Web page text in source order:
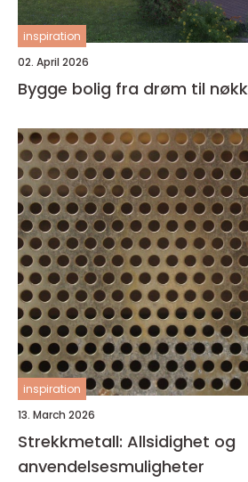
inspiration
02. April 2026
Bygge bolig fra drøm til
inspiration
13. March 2026
Strekkmetall: Allsidighet og
anvendelsesmuligheter